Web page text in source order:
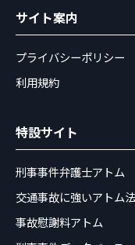
サイト案内
プライバシーポリシー
利用規約
特設サイト
刑事事件弁護士アトム
交通事故に強いアトム
事故慰謝料アトム